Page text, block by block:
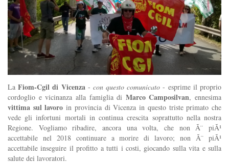
LaFiom-Cgil di Vicenza - con questo comunicato - esprime il proprio
cordoglio e vicinanza alla famiglia di Marco Camposilvan, ennesima
vittima sul lavoroin provincia di Vicenza in questo triste primato che
vede gli infortuni mortali in continua crescita soprattutto nella nostra
Regione. Vogliamo ribadire, ancora una volta, che non Ã¨ piÃ¹
accettabile nel 2018 continuare a morire di lavoro; non Ã¨ piÃ¹
accettabile inseguire il profitto a tutti i costi, giocando sulla vita e sulla
salute dei lavoratori.